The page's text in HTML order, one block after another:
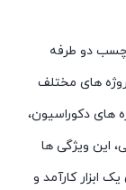
چسب دو طرفه
های مختلف
های دکوراسیون،
این ویژگی ها
ابزار کارآمد و